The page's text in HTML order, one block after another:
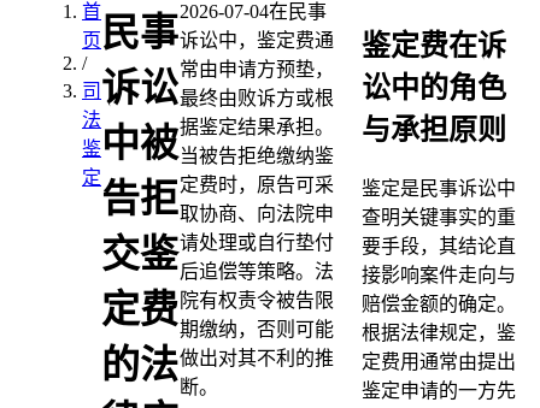
首
页
/
司
法
鉴
定
民事
诉讼
中被
告拒
交鉴
定费
的法
2026-07-04在民事
诉讼中，鉴定费通
常由申请方预垫，
最终由败诉方或根
据鉴定结果承担。
当被告拒绝缴纳鉴
定费时，原告可采
取协商、向法院申
请处理或自行垫付
后追偿等策略。法
院有权责令被告限
期缴纳，否则可能
做出对其不利的推
断。
鉴定费在诉
讼中的角色
与承担原则
鉴定是民事诉讼中
查明关键事实的重
要手段，其结论直
接影响案件走向与
赔偿金额的确定。
根据法律规定，鉴
定费用通常由提出
鉴定申请的一方先